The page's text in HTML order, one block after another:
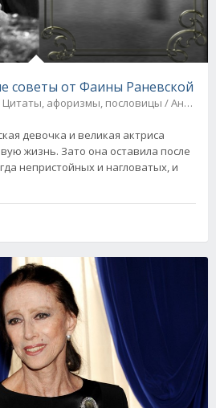
советы от Фаины Раневской
Цитаты, афоризмы,
девочка и великая актриса
жизнь. Зато она оставила после
непристойных и нагловатых, и